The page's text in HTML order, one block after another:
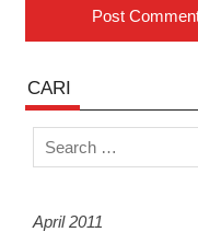
CARI
April 2011